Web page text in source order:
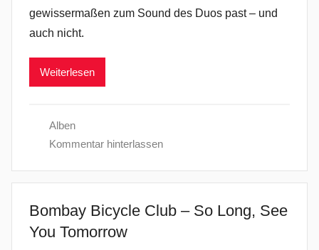
gewissermaßen zum Sound des Duos past – und
auch nicht.
Weiterlesen
Alben
Kommentar hinterlassen
Bombay Bicycle Club – So Long, See
You Tomorrow